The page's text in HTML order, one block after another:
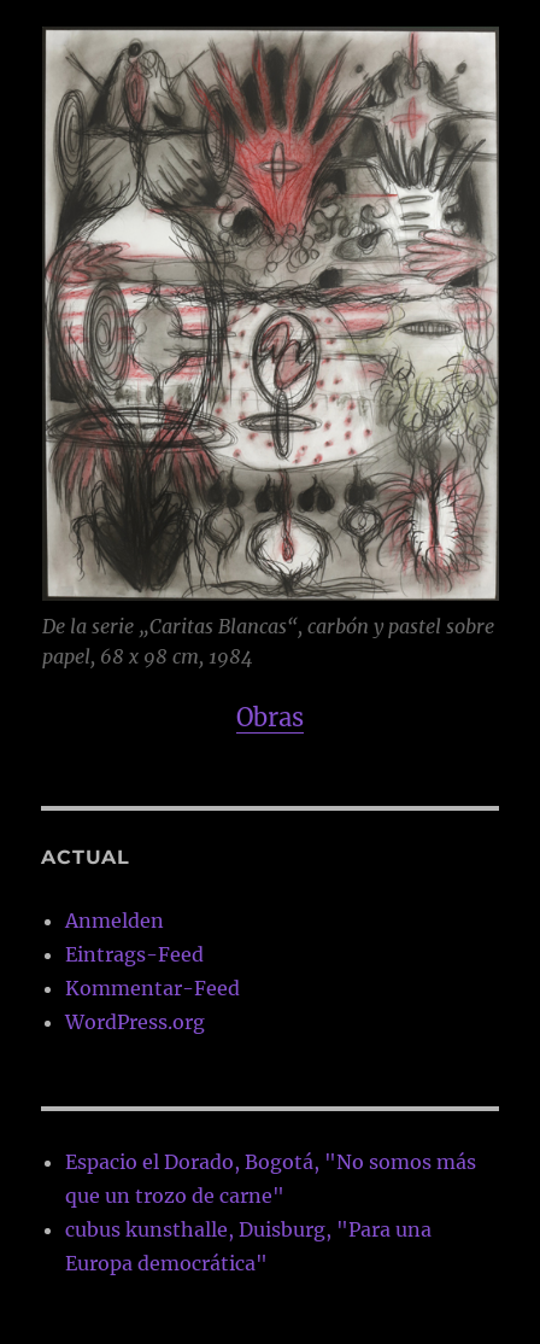
De la serie „Caritas Blancas“, carbón y pastel sobre
papel, 68 x 98 cm, 1984
Obras
ACTUAL
Anmelden
Eintrags-Feed
Kommentar-Feed
WordPress.org
Espacio el Dorado, Bogotá, "No somos más
que un trozo de carne"
cubus kunsthalle, Duisburg, "Para una
Europa democrática"